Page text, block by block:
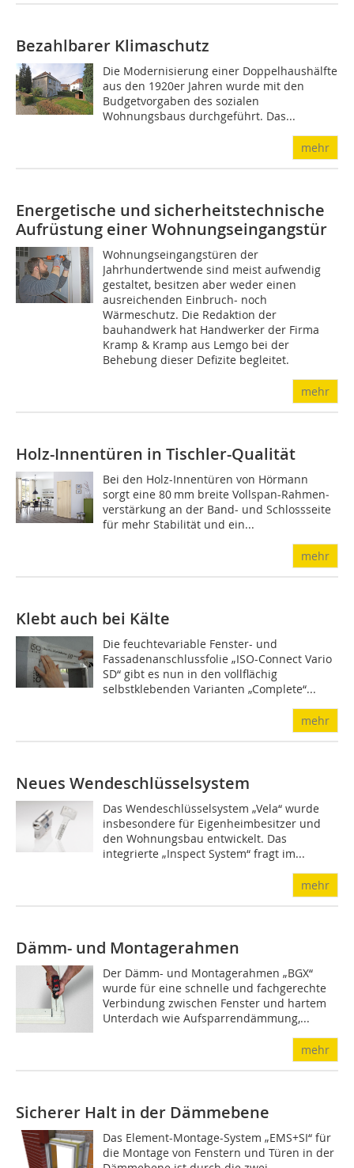
Bezahlbarer Klimaschutz
Die Modernisierung einer Doppelhaushälfte
aus den 1920er Jahren wurde mit den
Budgetvorgaben des sozialen
Wohnungsbaus durchgeführt. Das...
mehr
Energetische und sicherheitstechnische
Aufrüstung einer Wohnungseingangstür
Wohnungseingangstüren der
Jahrhundertwende sind meist aufwendig
gestaltet, besitzen aber weder einen
ausreichenden Einbruch- noch
Wärmeschutz. Die Redaktion der
bauhandwerk hat Handwerker der Firma
Kramp & Kramp aus Lemgo bei der
Behebung dieser Defizite begleitet.
mehr
Holz-Innentüren in Tischler-Qualität
Bei den Holz-Innentüren von Hörmann
sorgt eine 80 mm breite Vollspan-Rah­men­
ver­stär­kung an der Band- und Schlossseite
für mehr Stabilität und ein...
mehr
Klebt auch bei Kälte
Die feuchtevariable Fenster- und
Fassadenanschlussfolie „ISO-Connect Vario
SD“ gibt es nun in den vollflächig
selbstklebenden Varianten „Complete“...
mehr
Neues Wendeschlüsselsystem
Das Wendeschlüsselsystem „Vela“ wurde
insbesondere für Eigenheimbesitzer und
den Wohnungsbau entwickelt. Das
integrierte „Inspect System“ fragt im...
mehr
Dämm- und Montagerahmen
Der Dämm- und Montagerahmen „BGX“
wurde für eine schnelle und fachgerechte
Verbindung zwischen Fenster und hartem
Unterdach wie Aufsparrendämmung,...
mehr
Sicherer Halt in der Dämmebene
Das Element-Montage-System „EMS+SI“ für
die Montage von Fenstern und Türen in der